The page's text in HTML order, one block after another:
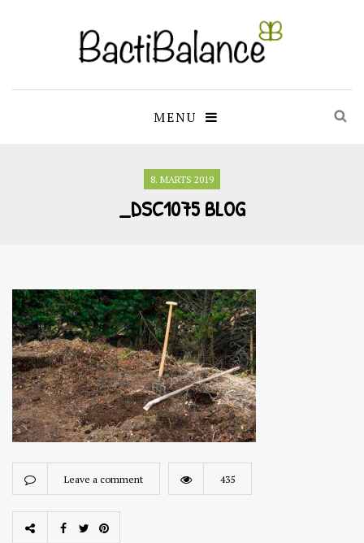
MENU
8. MARTS 2019
_DSC1075 BLOG
Leave a comment 435